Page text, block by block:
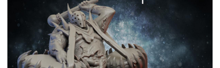
Накопительные скидки
Нажимая на кнопку "Отправить", вы даете согласие на обработку
персональных данных
Отправить
Нажимая на кнопку "Отправить", вы даете согласие на обработку
Или войти через соц сети
ВОЙТИ ЧЕРЕЗ GOOGLE
Отправить
Нажимая на кнопку "Отправить", вы даете согласие на обработку
персональных данных